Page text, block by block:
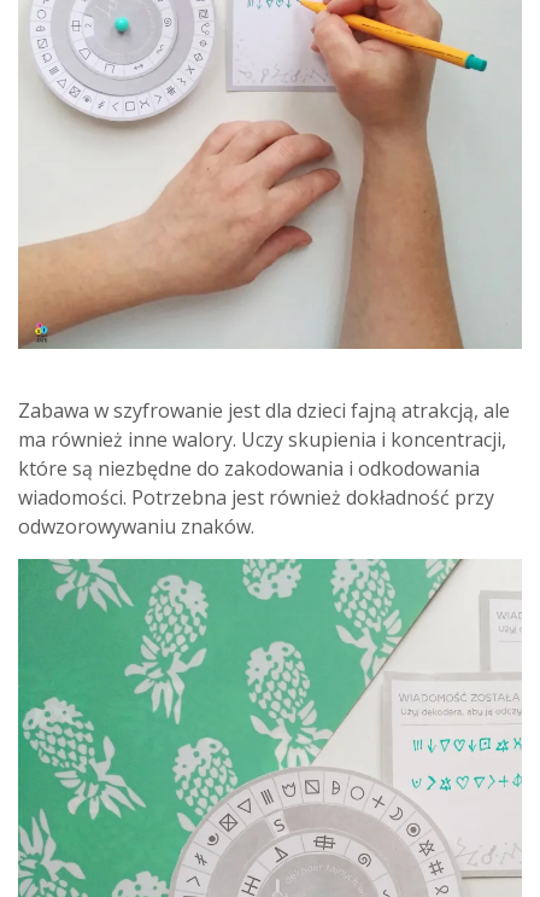
Zabawa w szyfrowanie jest dla dzieci fajną atrakcją, ale
ma również inne walory. Uczy skupienia i koncentracji,
które są niezbędne do zakodowania i odkodowania
wiadomości. Potrzebna jest również dokładność przy
odwzorowywaniu znaków.